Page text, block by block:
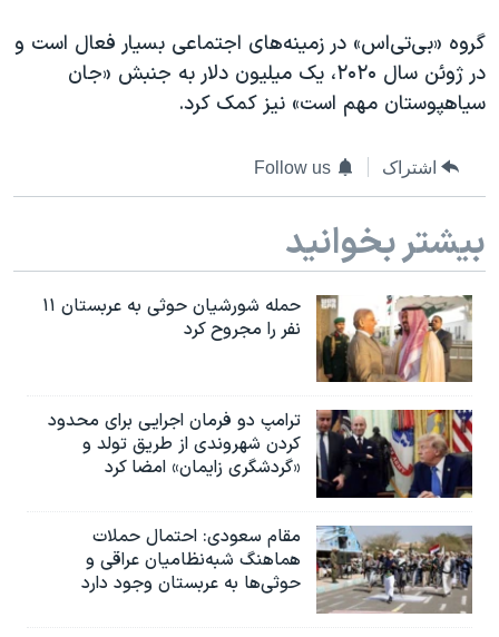
گروه «بی‌تی‌اس» در زمینه‌های اجتماعی بسیار فعال است و
در ژوئن سال ۲۰۲۰، یک‌ میلیون دلار به جنبش «جان
سیاهپوستان مهم است» نیز کمک کرد.
اشتراک Follow us
بیشتر بخوانید
حمله شورشیان حوثی به عربستان ۱۱
نفر را مجروح کرد
ترامپ دو فرمان اجرایی برای محدود
کردن شهروندی از طریق تولد و
«گردشگری زایمان» امضا کرد
مقام سعودی: احتمال حملات
هماهنگ شبه‌نظامیان عراقی و
حوثی‌ها به عربستان وجود دارد